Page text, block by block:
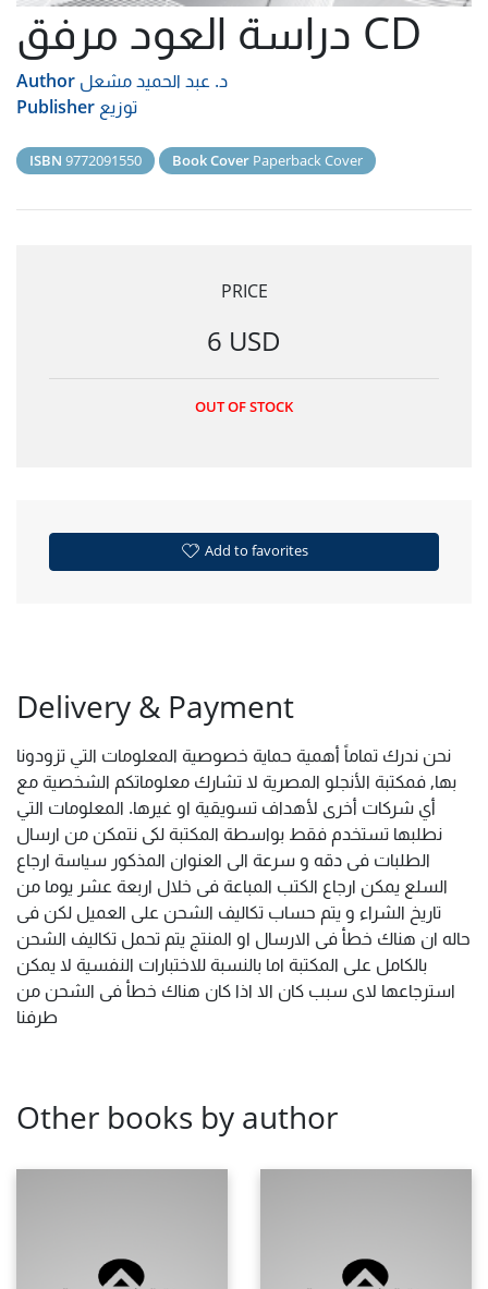
دراسة العود مرفق CD
Author د. عبد الحميد مشعل
Publisher توزيع
ISBN 9772091550 Book Cover Paperback Cover
PRICE
6 USD
OUT OF STOCK
Add to favorites
Delivery & Payment
نحن ندرك تماماً أهمية حماية خصوصية المعلومات التي تزودونا
بها, فمكتبة الأنجلو المصرية لا تشارك معلوماتكم الشخصية مع
أي شركات أخرى لأهداف تسويقية او غيرها. المعلومات التي
نطلبها تستخدم فقط بواسطة المكتبة لكى نتمكن من ارسال
الطلبات فى دقه و سرعة الى العنوان المذكور سياسة ارجاع
السلع يمكن ارجاع الكتب المباعة فى خلال اربعة عشر يوما من
تاريخ الشراء و يتم حساب تكاليف الشحن على العميل لكن فى
حاله ان هناك خطأ فى الارسال او المنتج يتم تحمل تكاليف الشحن
بالكامل على المكتبة اما بالنسبة للاختبارات النفسية لا يمكن
استرجاعها لاى سبب كان الا اذا كان هناك خطأ فى الشحن من
طرفنا
Other books by author